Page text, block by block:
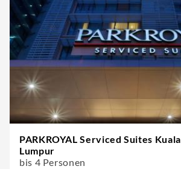
PARKROYAL Serviced Suites Kuala
Lumpur
bis 4 Personen